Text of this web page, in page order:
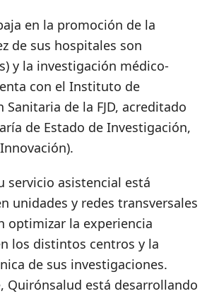
en la promoción de la
de sus hospitales son
y la investigación médico-
con el Instituto de
de la FJD, acreditado
de Estado de Investigación,
servicio asistencial está
unidades y redes transversales
optimizar la experiencia
los distintos centros y la
de sus investigaciones.
Quirónsalud está desarrollando